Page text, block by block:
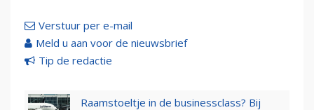
Verstuur per e-mail
Meld u aan voor de nieuwsbrief
Tip de redactie
Raamstoeltje in de businessclass? Bij